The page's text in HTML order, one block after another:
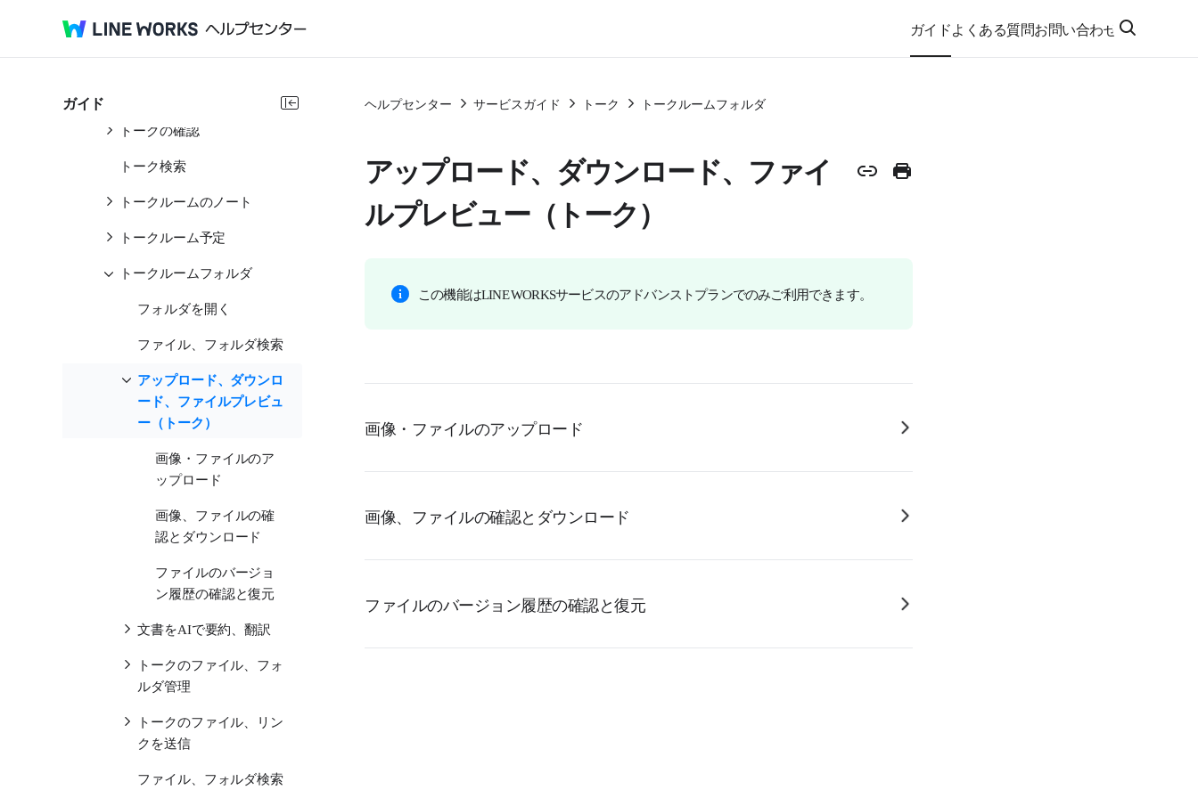
ガイドよくある質問お問い合わせ
ガイド
トークルームリスト
トークルーム
トークの確認
トーク検索
トークルームのノート
トークルーム予定
トークルームフォルダ
フォルダを開く
ファイル、フォルダ検索
アップロード、ダウンロ
ード、ファイルプレビュ
ー（トーク）
画像・ファイルのア
ップロード
画像、ファイルの確
認とダウンロード
ファイルのバージョ
ン履歴の確認と復元
文書をAIで要約、翻訳
トークのファイル、フォ
ルダ管理
トークのファイル、リン
クを送信
ファイル、フォルダ検索
ヘルプセンター サービスガイド トーク トークルームフォルダ
アップロード、ダウンロード、ファイ
ルプレビュー（トーク）
この機能はLINE WORKSサービスのアドバンストプランでのみご利用できます。
画像・ファイルのアップロード
画像、ファイルの確認とダウンロード
ファイルのバージョン履歴の確認と復元